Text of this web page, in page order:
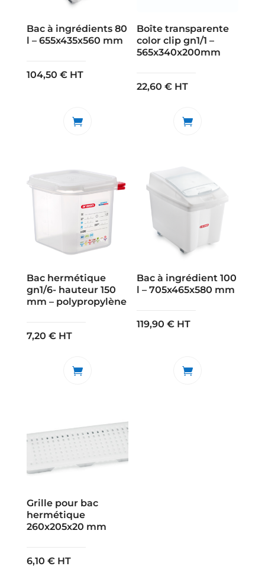
Bac à ingrédients 80
l – 655x435x560 mm
104,50 € HT
Boîte transparente
color clip gn1/1 –
565x340x200mm
22,60€ HT
Bac hermétique
gn1/6- hauteur 150
mm – polypropylène
7,20 € HT
Bac à ingrédient 100
l – 705x465x580 mm
119,90€ HT
Grille pour bac
hermétique
260x205x20 mm
6,10 € HT